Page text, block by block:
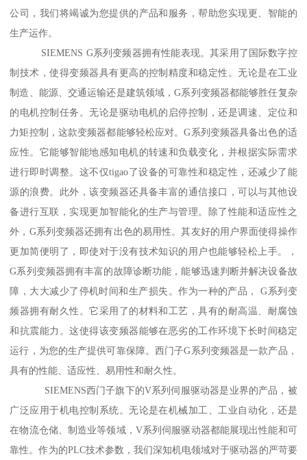
公司，我们将竭诚为您提供的产品和服务，帮助您实现更、智能的
生产运作。
SIEMENS G系列变频器拥有性能表现。其采用了国际数字控
制技术，使得变频器具有更高的控制精度和稳定性。无论是在工业
制造、能源、交通运输还是建筑领域，G系列变频器都能够胜任复杂
的电机控制任务。无论是驱动电机的启停控制，还是调速、定位和
力矩控制，这款变频器都能够轻松应对。G系列变频器具备出色的适
应性。它能够智能地感知电机的转速和负载变化，并根据实际需求
进行即时调整。这不仅tigao了设备的可靠性和稳定性，还减少了能
源的浪费。此外，该变频器还具备丰富的通信接口，可以与其他设
备进行互联，实现更加智能化的生产与管理。除了性能和适应性之
外，G系列变频器还拥有出色的易用性。其友好的用户界面使得操作
更加简便明了，即使对于没有技术知识的用户也能够轻松上手。，
G系列变频器拥有丰富的故障诊断功能，能够迅速判断并解决设备故
障，大大减少了停机时间和生产损失。作为一种的产品， G系列变
频器拥有耐久性。它采用了的材料和工艺，具有的耐高温、耐腐蚀
和抗震能力。这使得该变频器能够在恶劣的工作环境下长时间稳定
运行，为您的生产提供可靠保障。西门子G系列变频器是一款产品，
具有的性能、适应性、易用性和耐久性。
SIEMENS西门子旗下的V系列伺服驱动器是业界的产品，被
广泛应用于机电控制系统。无论是在机械加工、工业自动化，还是
在物流仓储、制造业等领域，V系列伺服驱动器都能展现出性能和可
靠性。作为的PLC技术参数，我们深知机电领域对于驱动器的严苛要